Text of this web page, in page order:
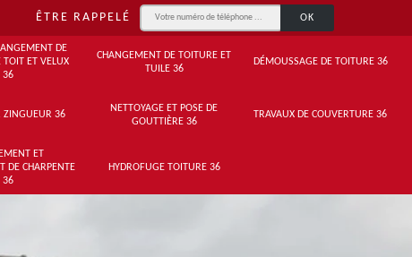
ÊTRE RAPPELÉ
DE
TOIT ET VELUX
36
CHANGEMENT DE TOITURE ET
TUILE 36
DÉMOUSSAGE DE TOITURE 36
ZINGUEUR 36
NETTOYAGE ET POSE DE
GOUTTIÈRE 36
TRAVAUX DE COUVERTURE 36
ET
DE CHARPENTE
36
HYDROFUGE TOITURE 36